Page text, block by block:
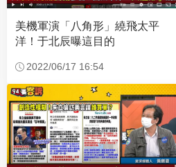
美機軍演「八角形」繞飛太平
洋！于北辰曝這目的
2022/06/17 16:54